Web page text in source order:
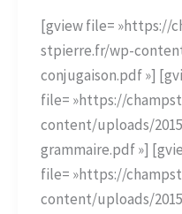
[gview file= »https://
stpierre.fr/wp-
conjugaison.pdf »]
file= »https://
content/uploads/
grammaire.pdf »]
file= »https://
content/uploads/